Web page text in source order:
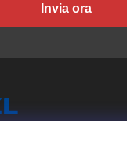
Invia ora